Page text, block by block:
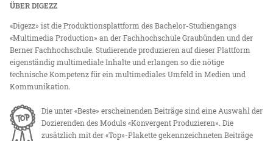
ÜBER DIGEZZ
«Digezz» ist die Produktionsplattform des Bachelor-Studiengangs
«Multimedia Production» an der Fachhochschule Graubünden und der
Berner Fachhochschule. Studierende produzieren auf dieser Plattform
eigenständig multimediale Inhalte und erlangen so die nötige
technische Kompetenz für ein multimediales Umfeld in Medien und
Kommunikation.
Die unter «Beste» erscheinenden Beiträge sind eine Auswahl der
Dozierenden des Moduls «Konvergent Produzieren». Die
zusätzlich mit der «Top»-Plakette gekennzeichneten Beiträge